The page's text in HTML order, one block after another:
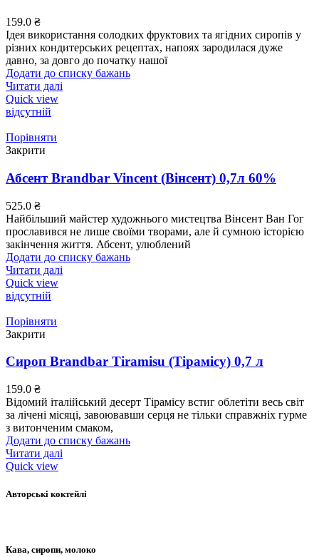
159.0 ₴
Ідея використання солодких фруктових та ягідних сиропів у
різних кондитерських рецептах, напоях зародилася дуже
давно, за довго до початку нашої
Додати до списку бажань
Читати далі
Quick view
відсутній
Порівняти
Закрити
Абсент Brandbar Vincent (Вінсент) 0,7л 60%
525.0 ₴
Найбільший майстер художнього мистецтва Вінсент Ван Гог
прославився не лише своїми творами, але й сумною історією
закінчення життя. Абсент, улюблений
Додати до списку бажань
Читати далі
Quick view
відсутній
Порівняти
Закрити
Сироп Brandbar Tiramisu (Тірамісу) 0,7 л
159.0 ₴
Відомий італійський десерт Тірамісу встиг облетіти весь світ
за лічені місяці, завоювавши серця не тільки справжніх гурме
з витонченим смаком,
Додати до списку бажань
Читати далі
Quick view
Авторські коктейлі
Кава, сиропи, молоко